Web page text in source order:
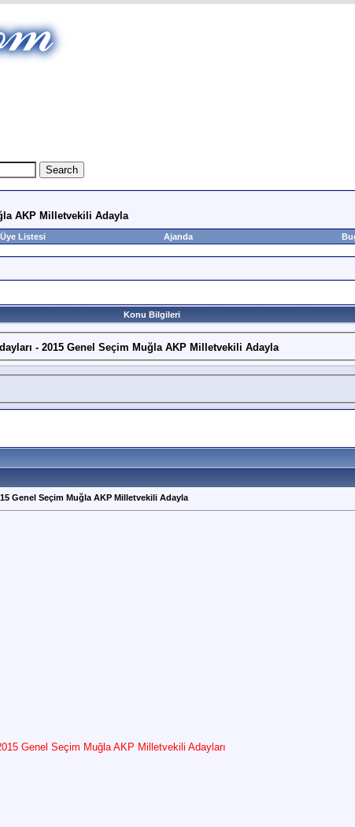
AKP Milletvekili Adayla
Üye Listesi Ajanda
Konu Bilgileri
- 2015 Genel Seçim Muğla AKP Milletvekili Adayla
Genel Seçim Muğla AKP Milletvekili Adayla
Genel Seçim Muğla AKP Milletvekili Adayları